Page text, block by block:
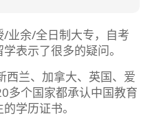
业余/全日制大专，自考
表示了很多的疑问。
西兰、加拿大、英国、爱
多个国家都承认中国教育
学历证书。